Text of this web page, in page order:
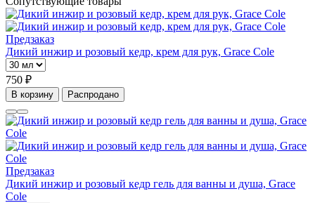
Предзаказ
Дикий инжир и розовый кедр, крем для рук, Grace Cole
750 ₽
В корзину Распродано
Предзаказ
Дикий инжир и розовый кедр гель для ванны и душа, Grace
Cole